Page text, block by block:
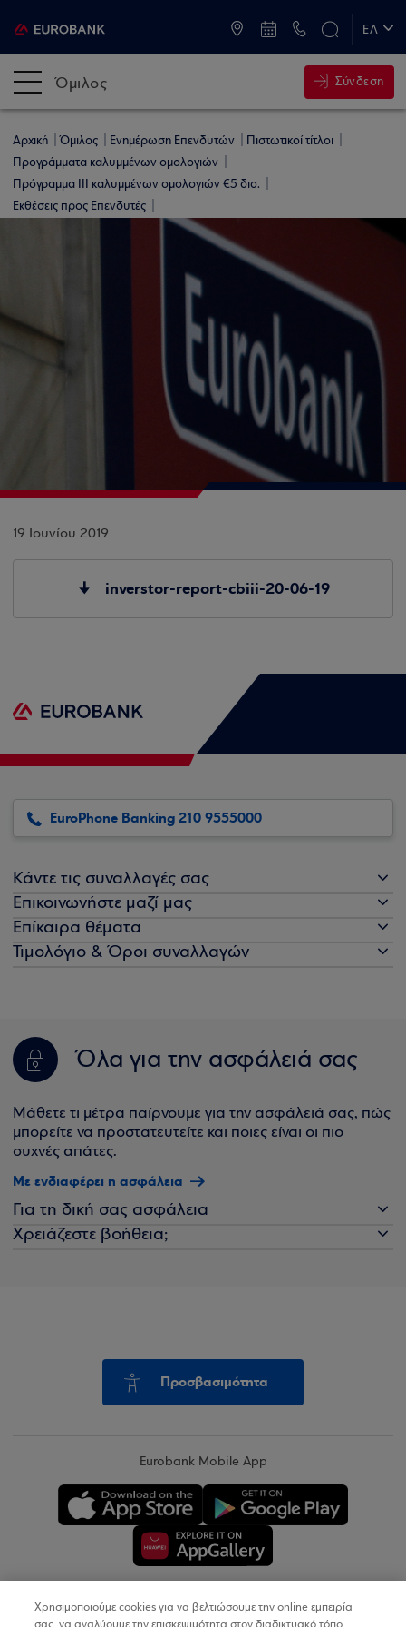
ΕΛ
Όμιλος Σύνδεση
Αρχική Όμιλος Ενημέρωση Επενδυτών
Πιστωτικοί τίτλοι
Προγράμματα καλυμμένων ομολογιών
Πρόγραμμα ΙΙI καλυμμένων ομολογιών €5 δισ.
Εκθέσεις προς Επενδυτές
19 Ιουνίου 2019
inverstor-report-cbiii-20-06-19
EuroPhone Banking 210 9555000
Κάντε τις συναλλαγές σας
Επικοινωνήστε μαζί μας
Επίκαιρα θέματα
Τιμολόγιο & Όροι συναλλαγών
Όλα για την ασφάλειά σας
Μάθετε τι μέτρα παίρνουμε για την ασφάλειά σας, πώς
μπορείτε να προστατευτείτε και ποιες είναι οι πιο
συχνές απάτες.
Με ενδιαφέρει η ασφάλεια
Για τη δική σας ασφάλεια
Χρειάζεστε βοήθεια;
Προσβασιμότητα
Eurobank Mobile App
Copyright © 2026
Χρησιμοποιούμε cookies για να βελτιώσουμε την online εμπειρία